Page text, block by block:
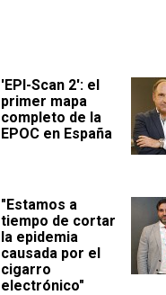
'EPI-Scan 2': el
primer mapa
completo de la
EPOC en España
"Estamos a
tiempo de cortar
la epidemia
causada por el
cigarro
electrónico"